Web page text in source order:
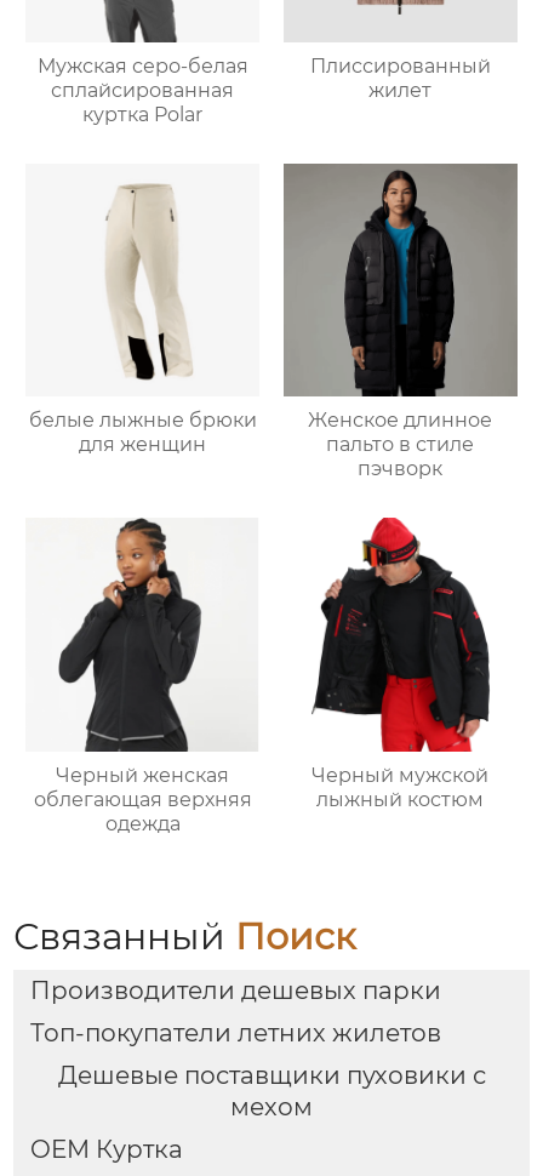
Мужская серо-белая
сплайсированная
куртка Polar
Плиссированный
жилет
белые лыжные брюки
для женщин
Женское длинное
пальто в стиле
пэчворк
Черный женская
облегающая верхняя
одежда
Черный мужской
лыжный костюм
Связанный Поиск
Производители дешевых парки
Топ-покупатели летних жилетов
Дешевые поставщики пуховики с
мехом
OEM Куртка